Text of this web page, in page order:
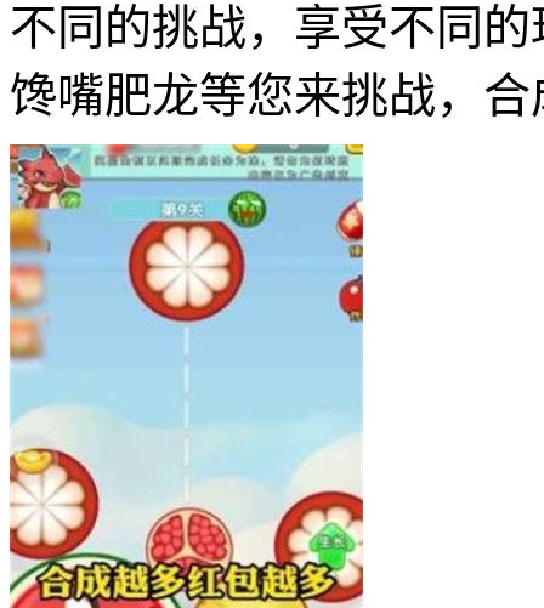
不同的挑战，享受不同
馋嘴肥龙等您来挑战，